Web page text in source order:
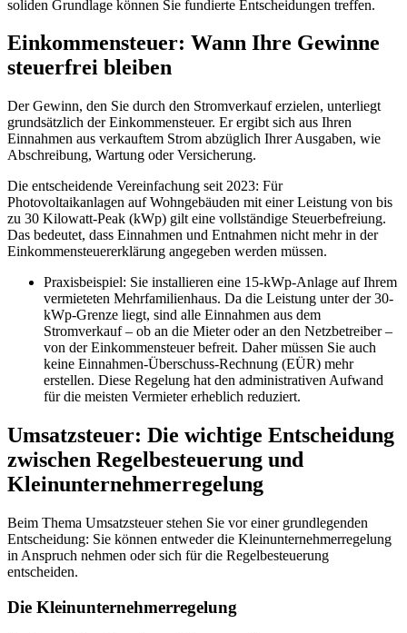
soliden Grundlage können Sie fundierte Entscheidungen treffen.
Einkommensteuer: Wann Ihre Gewinne
steuerfrei bleiben
Der Gewinn, den Sie durch den Stromverkauf erzielen, unterliegt
grundsätzlich der Einkommensteuer. Er ergibt sich aus Ihren
Einnahmen aus verkauftem Strom abzüglich Ihrer Ausgaben, wie
Abschreibung, Wartung oder Versicherung.
Die entscheidende Vereinfachung seit 2023: Für
Photovoltaikanlagen auf Wohngebäuden mit einer Leistung von bis
zu 30 Kilowatt-Peak (kWp) gilt eine vollständige Steuerbefreiung.
Das bedeutet, dass Einnahmen und Entnahmen nicht mehr in der
Einkommensteuererklärung angegeben werden müssen.
Praxisbeispiel: Sie installieren eine 15-kWp-Anlage auf Ihrem
vermieteten Mehrfamilienhaus. Da die Leistung unter der 30-
kWp-Grenze liegt, sind alle Einnahmen aus dem
Stromverkauf – ob an die Mieter oder an den Netzbetreiber –
von der Einkommensteuer befreit. Daher müssen Sie auch
keine Einnahmen-Überschuss-Rechnung (EÜR) mehr
erstellen. Diese Regelung hat den administrativen Aufwand
für die meisten Vermieter erheblich reduziert.
Umsatzsteuer: Die wichtige Entscheidung
zwischen Regelbesteuerung und
Kleinunternehmerregelung
Beim Thema Umsatzsteuer stehen Sie vor einer grundlegenden
Entscheidung: Sie können entweder die Kleinunternehmerregelung
in Anspruch nehmen oder sich für die Regelbesteuerung
entscheiden.
Die Kleinunternehmerregelung